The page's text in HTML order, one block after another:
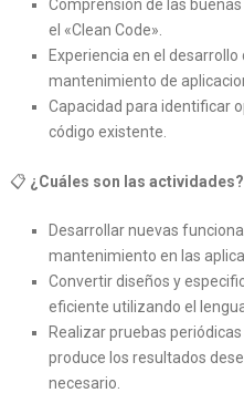
Comprensión de las
el «Clean Code».
Experiencia en el
mantenimiento de
Capacidad para identificar
código existente.
📋 ¿Cuáles son las actividades?
Desarrollar nuevas
mantenimiento en las
Convertir diseños y
eficiente utilizando el
Realizar pruebas
produce los resultados
necesario.